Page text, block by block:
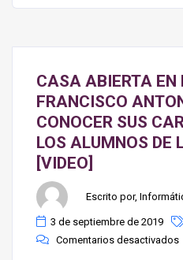
CASA ABIERTA EN
FRANCISCO
CONOCER SUS
LOS ALUMNOS DE
[VIDEO]
Escrito por,
3 de septiembre de 2019
Comentarios desactivados